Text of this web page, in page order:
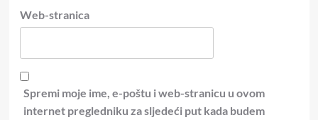
Web-stranica
Spremi moje ime, e-poštu i web-stranicu u ovom
internet pregledniku za sljedeći put kada budem